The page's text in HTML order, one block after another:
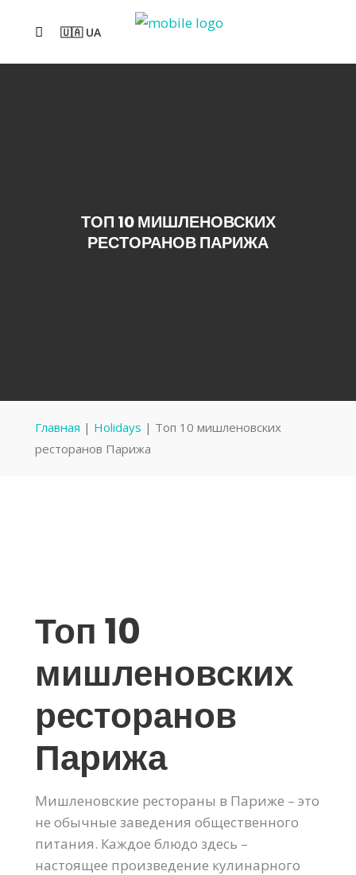
🇺🇦 UA
ТОП 10 МИШЛЕНОВСКИХ
РЕСТОРАНОВ ПАРИЖА
Главная | Holidays | Топ 10 мишленовских
ресторанов Парижа
Топ 10
мишленовских
ресторанов
Парижа
Мишленовские рестораны в Париже – это
не обычные заведения общественного
питания. Каждое блюдо здесь –
настоящее произведение кулинарного